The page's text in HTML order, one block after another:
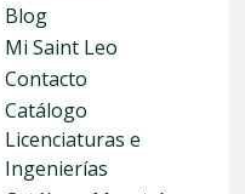
Blog
Mi Saint Leo
Contacto
Catálogo
Licenciaturas e
Ingenierías